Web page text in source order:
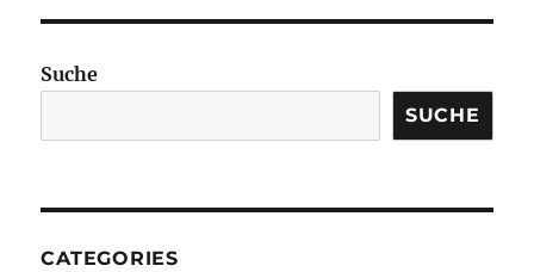
Suche
SUCHE
CATEGORIES